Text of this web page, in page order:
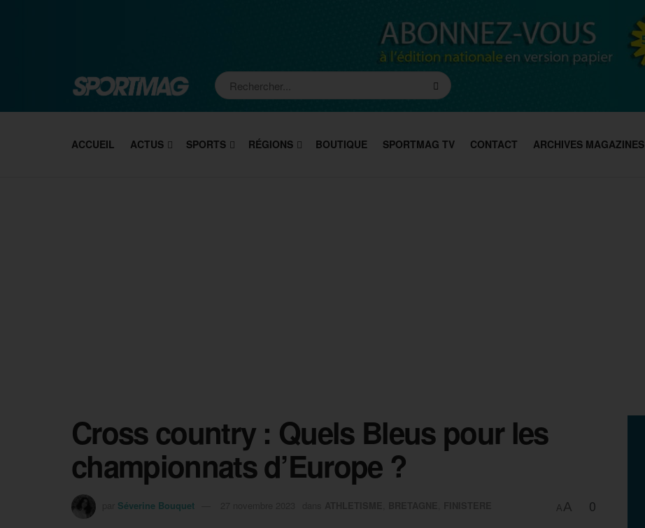
ACCUEIL ACTUS SPORTS RÉGIONS BOUTIQUE SPORTMAG TV CONTACT ARCHIVES MAGAZINES
Cross country : Quels Bleus pour les
championnats d’Europe ?
Séverine Bouquet A A 0